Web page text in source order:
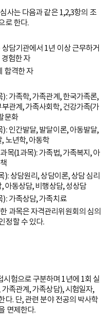
사는 다음과 같은 1,2,3항의 조
로 한다.
담기관에서 1년 이상 근무하거
험한 자
합격한 자
가족학, 가족관계, 한국가족론,
관계, 가족사회학, 건강가족(가
문화
인간발달, 발달이론, 아동발달,
노년학, 아동학
목(1과목): 가족법, 가족복지, 아
): 상담원리, 상담이론, 상담 심리
아동상담, 비행상담, 성상담
가족상담, 가족치료
과목은 자격관리위원회의 심의
정할 수 있다.
험으로 구분하며 1년에 1회 실
족관계, 가족상담), 시험일자,
다. 단, 관련 분야 전공의 박사학
면제한다.